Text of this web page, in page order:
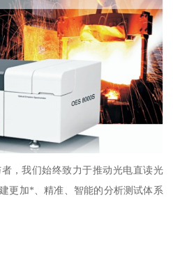
，我们始终致力于推动光电直读光
更加*、精准、智能的分析测试体系